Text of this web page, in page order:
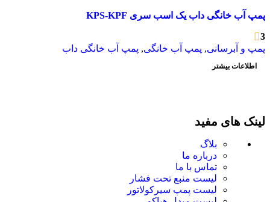
پمپ آب خانگی داب یک اسب سری KPS-KPF
3
پمپ و آبرسانی, پمپ آب خانگی, پمپ آب خانگی داب
اطلاعات بیشتر
لینک های مفید
بلاگ
درباره ما
تماس با ما
لیست منبع تحت فشار
لیست پمپ سیرکولاتور